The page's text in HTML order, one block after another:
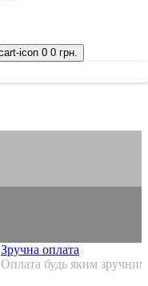
0 0 грн.
Зручна оплата
Оплата будь яким